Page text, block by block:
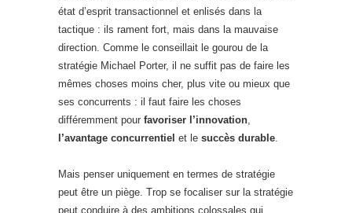
état d’esprit transactionnel et enlisés dans la
tactique : ils rament fort, mais dans la mauvaise
direction. Comme le conseillait le gourou de la
stratégie Michael Porter, il ne suffit pas de faire les
mêmes choses moins cher, plus vite ou mieux que
ses concurrents : il faut faire les choses
différemment pour favoriser l’innovation,
l’avantage concurrentiel et le succès durable.
Mais penser uniquement en termes de stratégie
peut être un piège. Trop se focaliser sur la stratégie
peut conduire à des ambitions colossales qui